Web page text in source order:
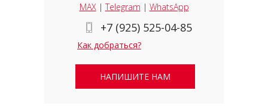
MAX |Telegram | WhatsApp
+7 (925) 525-04-85
Как добраться?
НАПИШИТЕ НАМ